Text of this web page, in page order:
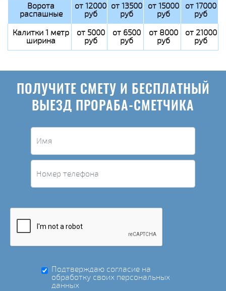
Ворота
распашные
от 12000
руб
от 13500
руб
от 15000
руб
от 17000
руб
Калитки 1 метр
ширина
от 5000
руб
от 6500
руб
от 8000
руб
от 21000
руб
ПОЛУЧИТЕ СМЕТУ И БЕСПЛАТНЫЙ
ВЫЕЗД ПРОРАБА-СМЕТЧИКА
Подтверждаю согласие на
обработку своих персональных
данных